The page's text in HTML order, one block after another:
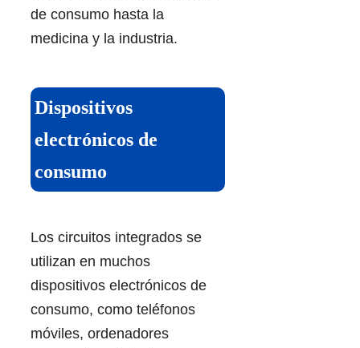
de consumo hasta la
medicina y la industria.
Dispositivos
electrónicos de
consumo
Los circuitos integrados se
utilizan en muchos
dispositivos electrónicos de
consumo, como teléfonos
móviles, ordenadores